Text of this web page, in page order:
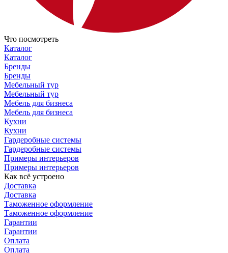
Что посмотреть
Каталог
Каталог
Бренды
Бренды
Мебельный тур
Мебельный тур
Мебель для бизнеса
Мебель для бизнеса
Кухни
Кухни
Гардеробные системы
Гардеробные системы
Примеры интерьеров
Примеры интерьеров
Как всё устроено
Доставка
Доставка
Таможенное оформление
Таможенное оформление
Гарантии
Гарантии
Оплата
Оплата